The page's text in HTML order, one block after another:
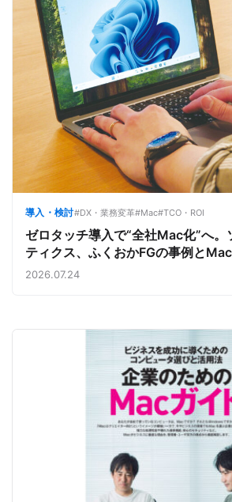
導入・検討#DX・業務変革#Mac#TCO・ROI
ゼロタッチ導入で“全社Mac化”へ。
ティクス、ふくおかFGの事例と
み【今週のAppleビジネストレンド】
2026.07.24